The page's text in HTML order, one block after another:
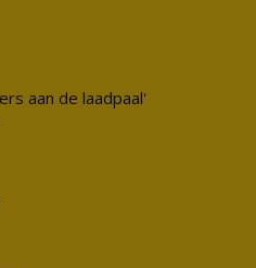
aan de laadpaal'